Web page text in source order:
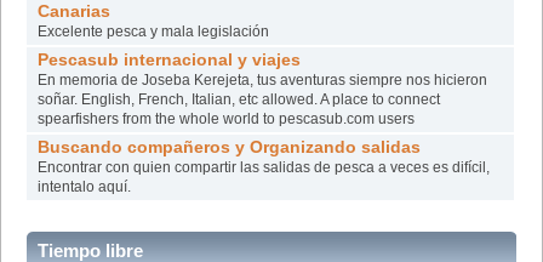
Canarias
Excelente pesca y mala legislación
Pescasub internacional y viajes
En memoria de Joseba Kerejeta, tus aventuras siempre nos hicieron
soñar. English, French, Italian, etc allowed. A place to connect
spearfishers from the whole world to pescasub.com users
Buscando compañeros y Organizando salidas
Encontrar con quien compartir las salidas de pesca a veces es difícil,
intentalo aquí­.
Tiempo libre